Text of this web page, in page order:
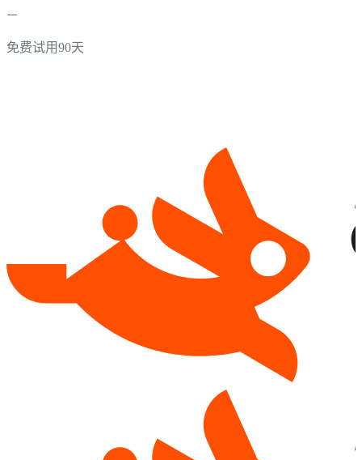
免费试用90天